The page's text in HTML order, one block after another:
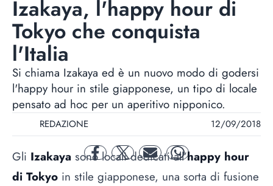
Izakaya, l'happy hour di
Tokyo che conquista
l'Italia
Si chiama Izakaya ed è un nuovo modo di godersi
l'happy hour in stile giapponese, un tipo di locale
pensato ad hoc per un aperitivo nipponico.
REDAZIONE 12/09/2018
facebooktwitter mail whatsapp
Gli Izakaya sono locali dedicati all’happy hour
di Tokyo in stile giapponese, una sorta di fusione